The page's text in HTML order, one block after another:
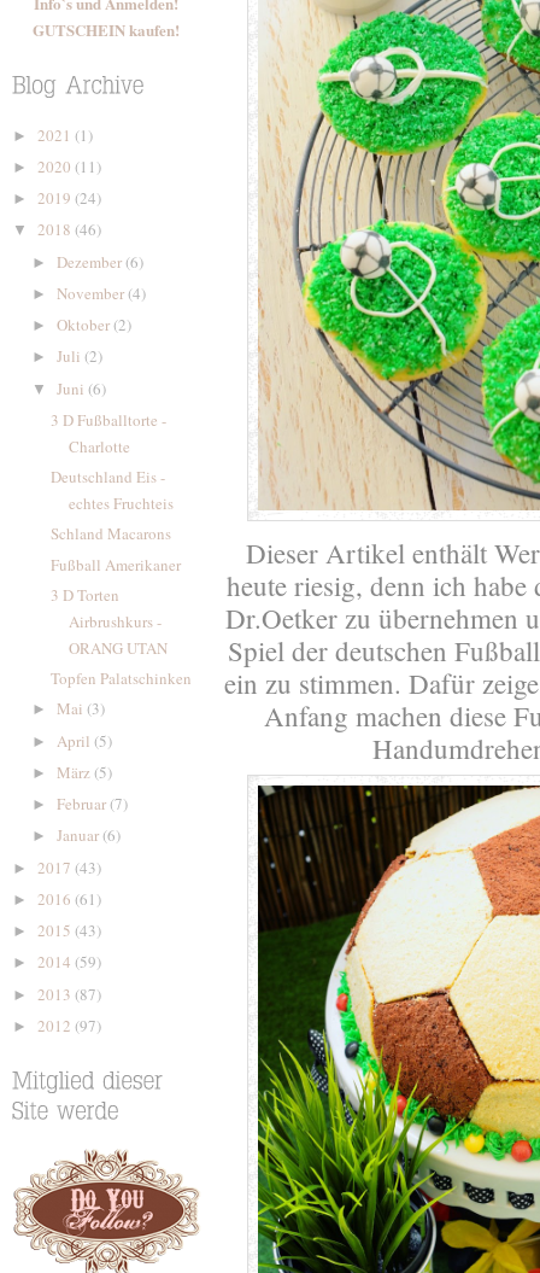
GUTSCHEIN kaufen!
► 2021 (1)
► 2020 (11)
► 2019 (24)
▼ 2018 (46)
► Dezember(6)
► November(4)
► Oktober(2)
► Juli (2)
▼ Juni (6)
3 D Fußballtorte -
Charlotte
Deutschland Eis -
echtes Fruchteis
Schland Macarons
Fußball Amerikaner
3 D Torten
Airbrushkurs -
ORANG UTAN
Topfen Palatschinken
► Mai (3)
► April (5)
► März(5)
► Februar(7)
► Januar(6)
► 2017 (43)
► 2016 (61)
► 2015 (43)
► 2014 (59)
► 2013 (87)
► 2012 (97)
Dieser Artikel enthält
heute riesig, denn ich
Dr.Oetker zu übernehmen
Spiel der deutschen
ein zu stimmen. Dafür
Anfang machen diese